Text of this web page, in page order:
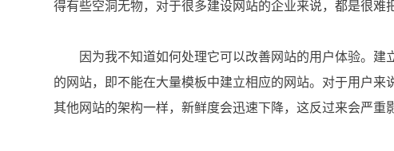
得有些空洞无物，对于很多建设网站的企业来说，都是很难
因为我不知道如何处理它可以改善网站的用户体验。建
的网站，即不能在大量模板中建立相应的网站。对于用户
其他网站的架构一样，新鲜度会迅速下降，这反过来会严重